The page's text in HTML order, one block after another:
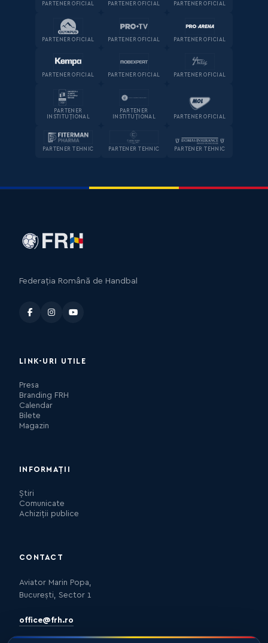
PARTENER OFICIAL PARTENER OFICIAL PARTENER OFICIAL
PARTENER OFICIAL PARTENER OFICIAL PARTENER OFICIAL
PARTENER OFICIAL PARTENER OFICIAL PARTENER OFICIAL
PARTENER
INSTITUȚIONAL
PARTENER
INSTITUȚIONAL
PARTENER OFICIAL
PARTENER TEHNIC PARTENER TEHNIC PARTENER TEHNIC
Federația Română de Handbal
LINK-URI UTILE
Presa
Branding FRH
Calendar
Bilete
Magazin
INFORMAȚII
Știri
Comunicate
Achiziții publice
CONTACT
Aviator Marin Popa,
București, Sector 1
office@frh.ro